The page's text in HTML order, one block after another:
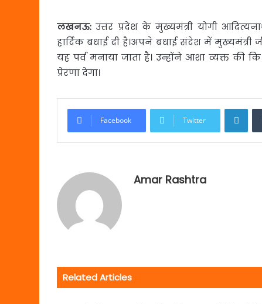
लखनऊ:उत्तर प्रदेश के मुख्यमंत्री योगी
हार्दिक बधाई दी है।अपने बधाई संदेश में मुख्यमंत्री
यह पर्व मनाया जाता है। उन्होंने आशा व्यक्त
प्रेरणा देगा।
Facebook Twitter
Amar Rashtra
Related Articles